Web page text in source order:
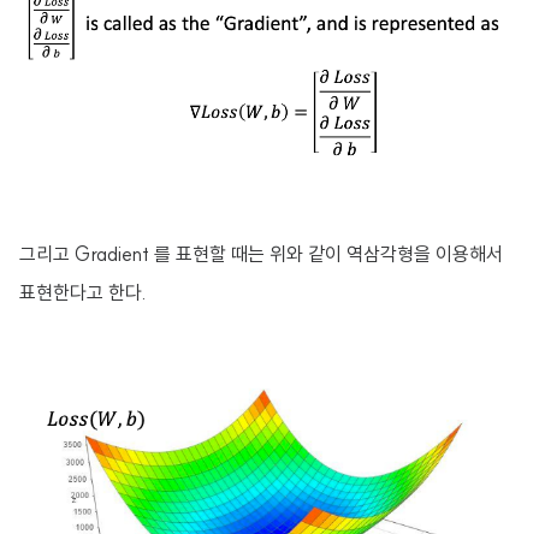
그리고 Gradient 를 표현할 때는 위와 같이 역삼각형을 이용해서
표현한다고 한다.